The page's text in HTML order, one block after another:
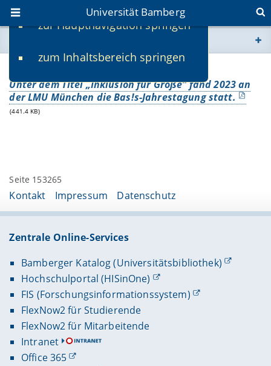
zur Hauptnavigation springen
zum Inhaltsbereich springen
Universität Bamberg
www.uni-bamberg.de
univis.uni-bamberg.de
5. BAS!S-Jahrestagung
Unter dem Titel „Inklusion für Große“ fand 2023 an
der LMU München die Bas!s-Jahrestagung statt.
(441.4 KB)
Seite 153265
Kontakt Impressum Datenschutz
Zentrale Online-Services
Bamberger Katalog (Universitätsbibliothek)
Hochschulportal (HISinOne)
FIS (Forschungsinformationssystem)
FlexNow2 für Studierende
FlexNow2 für Mitarbeitende
Intranet
Office 365